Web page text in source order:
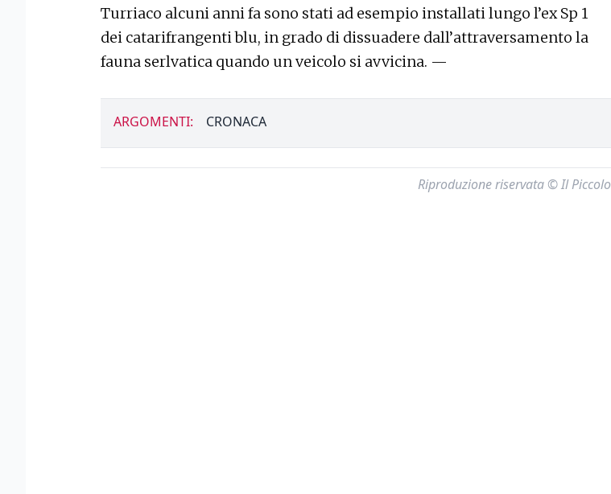
Turriaco alcuni anni fa sono stati ad esempio installati lungo l’ex Sp 1
dei catarifrangenti blu, in grado di dissuadere dall’attraversamento la
fauna serlvatica quando un veicolo si avvicina. —
ARGOMENTI: CRONACA
Riproduzione riservata © Il Piccolo